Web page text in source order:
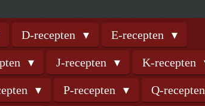
D-recepten E-recepten
J-recepten K-recepten
P-recepten Q-recepten